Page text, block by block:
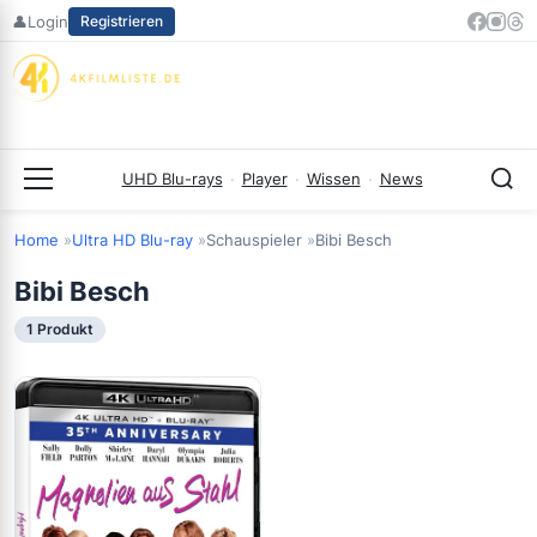
Zum
springen
👤Login Registrieren
UHD Blu-rays · Player · Wissen · News
Home Ultra HD Blu-ray Schauspieler Bibi Besch
Bibi Besch
1 Produkt